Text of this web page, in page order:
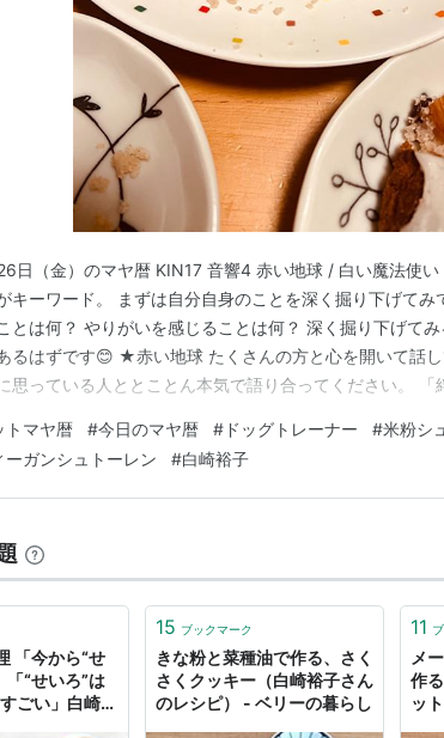
日（金）のマヤ暦 KIN17 音響4 赤い地球 / 白い魔法使
キーワード。 まずは自分自身のことを深く掘り下げてみ
とは何？ やりがいを感じることは何？ 深く掘り下げて
るはずです😊 ★赤い地球 たくさんの方と心を開いて話し
思っている人ととことん本気で語り合ってください。 「
。 ★白い魔法使い（13日間） 私たちはついつい先のこと
起きてもいないこと…
トマヤ暦 #今日のマヤ暦 # ドッグトレーナー #米粉シ
ーガンシュトーレン #白崎裕子
「今から“せ
「“せいろ”は
ごい」白崎裕
15 ブックマーク
きな粉と菜種油で作る、さく
さくクッキー（白崎裕子さん
のレシピ） - ベリーの暮らし
11
メ
作
ッ